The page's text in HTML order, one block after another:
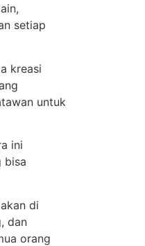
setiap
kreasi
untuk
ini
bisa
di
dan
orang